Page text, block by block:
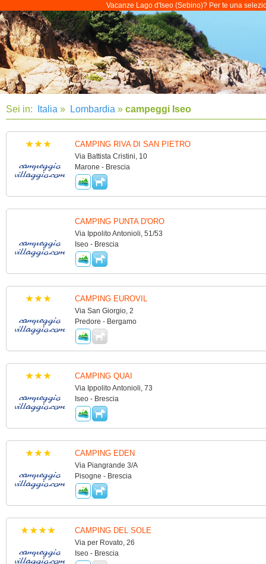
Vacanze Lago d'Iseo (Sebino)? Per te una
Sei in: Italia » Lombardia » campeggi Iseo
CAMPING RIVA DI SAN PIETRO
Via Battista Cristini, 10
Marone - Brescia
CAMPING PUNTA D'ORO
Via Ippolito Antonioli, 51/53
Iseo - Brescia
CAMPING EUROVIL
Via San Giorgio, 2
Predore - Bergamo
CAMPING QUAI
Via Ippolito Antonioli, 73
Iseo - Brescia
CAMPING EDEN
Via Piangrande 3/A
Pisogne - Brescia
CAMPING DEL SOLE
Via per Rovato, 26
Iseo - Brescia